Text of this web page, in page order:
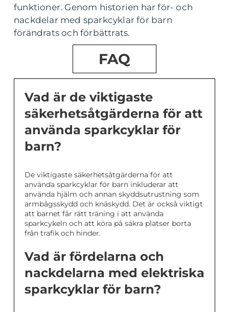
funktioner. Genom historien har för- och
nackdelar med sparkcyklar för barn
förändrats och förbättrats.
FAQ
Vad är de viktigaste
säkerhetsåtgärderna för att
använda sparkcyklar för
barn?
De viktigaste säkerhetsåtgärderna för att
använda sparkcyklar för barn inkluderar att
använda hjälm och annan skyddsutrustning som
armbågsskydd och knäskydd. Det är också viktigt
att barnet får rätt träning i att använda
sparkcykeln och att köra på säkra platser borta
från trafik och hinder.
Vad är fördelarna och
nackdelarna med elektriska
sparkcyklar för barn?